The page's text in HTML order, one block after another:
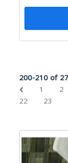
1
2
22
23